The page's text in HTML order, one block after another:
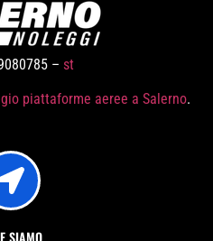
– st
piattaforme aeree a Salerno.
SIAMO